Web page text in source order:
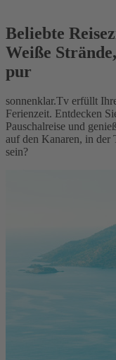
Beliebte
Weiße
pur
sonnenklar.Tv erfüllt
Ferienzeit. Entdecken
Pauschalreise und
auf den Kanaren, in der
sein?